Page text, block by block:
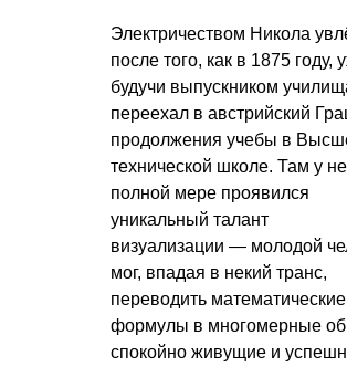
Электричеством Никола
после того, как в 1875 году,
будучи выпускником
переехал в австрийский
продолжения учебы в
технической школе. Там у
полной мере проявился
уникальный талант
визуализации — молодой
мог, впадая в некий транс,
переводить математические
формулы в многомерные
спокойно живущие и